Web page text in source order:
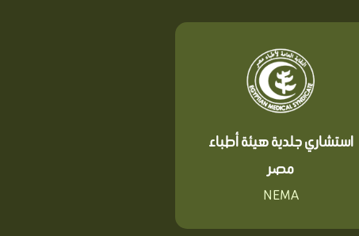
استشاري جلدية هيئة أطباء
مصر
NEMA